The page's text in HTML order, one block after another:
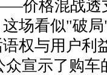
价格混战透
场看似"破
权与用户利
众宣示了购